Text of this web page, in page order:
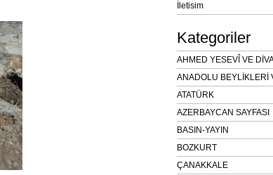
İletisim
Kategoriler
AHMED YESEVÎ VE
ANADOLU BEYLİKLERİ
ATATÜRK
AZERBAYCAN SAYFASI
BASIN-YAYIN
BOZKURT
ÇANAKKALE